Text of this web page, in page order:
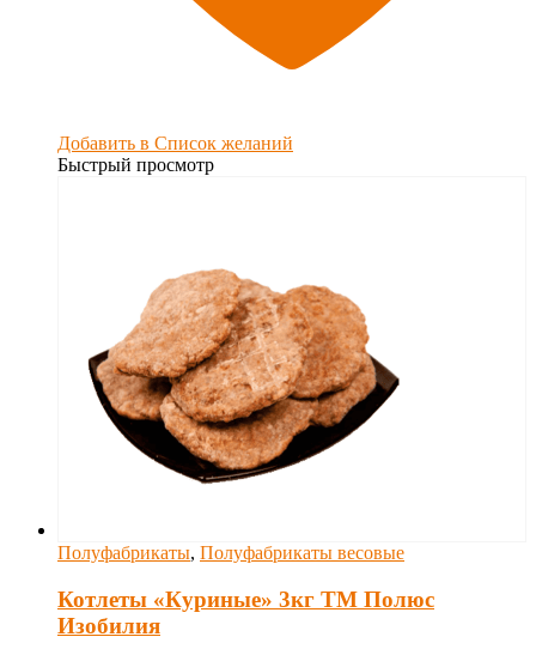
Добавить в Список желаний
Быстрый просмотр
Полуфабрикаты, Полуфабрикаты весовые
Котлеты «Куриные» 3кг ТМ Полюс
Изобилия